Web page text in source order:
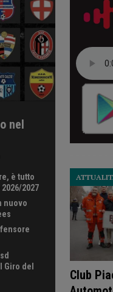
Club
nel
è tutto
2027
nuovo
Giro del